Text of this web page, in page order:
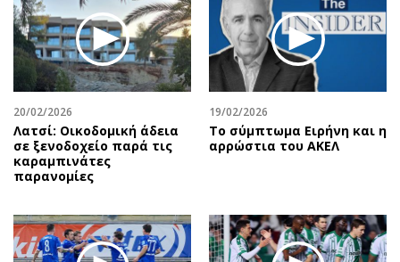
20/02/2026
Λατσί: Οικοδομική άδεια
σε ξενοδοχείο παρά τις
καραμπινάτες
παρανομίες
19/02/2026
Το σύμπτωμα Ειρήνη και η
αρρώστια του ΑΚΕΛ